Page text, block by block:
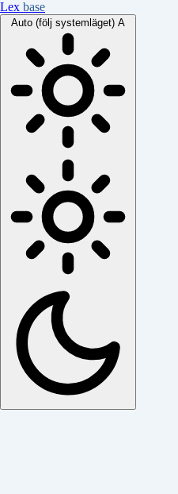
Lex base
Auto (följ systemläget) A